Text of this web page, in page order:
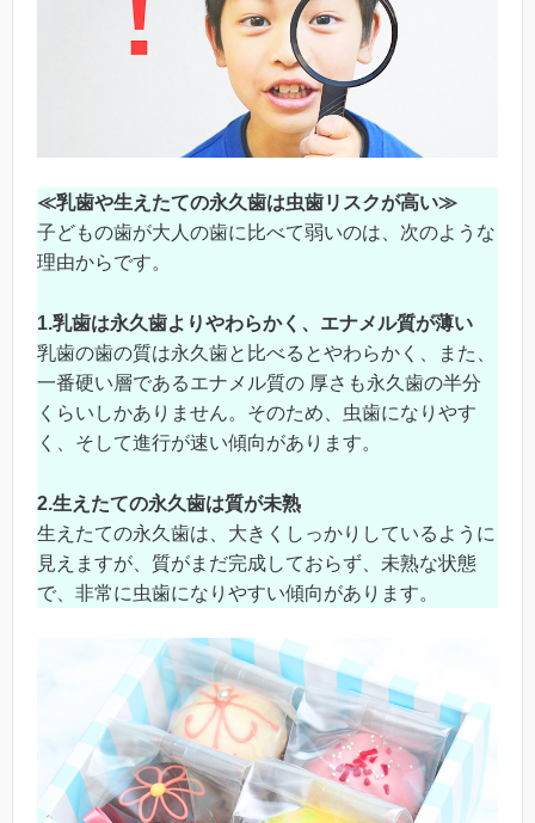
≪乳歯や生えたての永久歯は虫歯リスクが高い≫
子どもの歯が大人の歯に比べて弱いのは、次のような
理由からです。
1.乳歯は永久歯よりやわらかく、エナメル質が薄い
乳歯の歯の質は永久歯と比べるとやわらかく、また、
一番硬い層であるエナメル質の 厚さも永久歯の半分
くらいしかありません。そのため、虫歯になりやす
く、そして進行が速い傾向があります。
2.生えたての永久歯は質が未熟
生えたての永久歯は、大きくしっかりしているように
見えますが、質がまだ完成しておらず、未熟な状態
で、非常に虫歯になりやすい傾向があります。